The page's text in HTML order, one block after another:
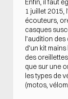
Enfin, il faut
1 juillet 2015,
écouteurs,
casques
l’audition
d’un kit
des
que sur une
les types de
(motos,